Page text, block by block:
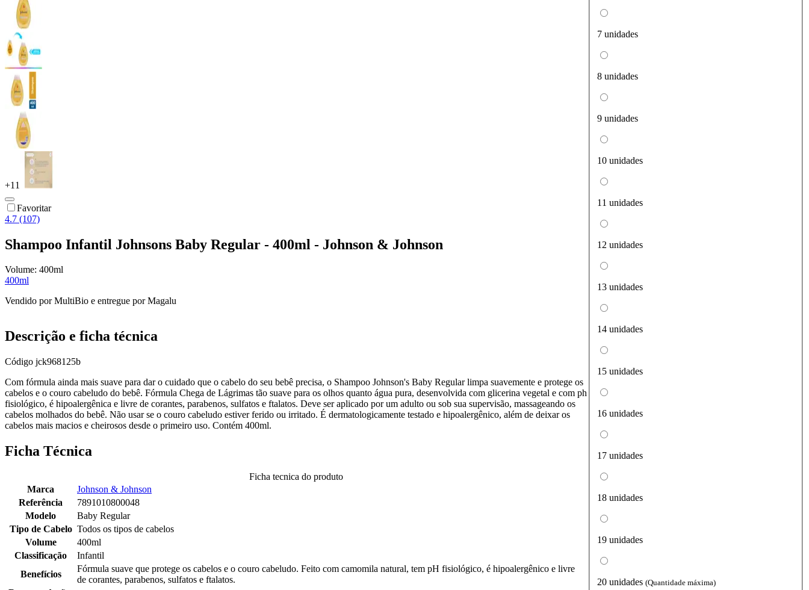
+11
Favoritar
4.7 (107)
Shampoo Infantil Johnsons Baby Regular - 400ml - Johnson & Johnson
Volume: 400ml
400ml
Vendido porMultiBio e entregue por Magalu
7 unidades
8 unidades
9 unidades
10 unidades
11 unidades
12 unidades
13 unidades
14 unidades
15 unidades
16 unidades
17 unidades
18 unidades
19 unidades
20 unidades (Quantidade máxima)
Descrição e ficha técnica
Código jck968125b
Com fórmula ainda mais suave para dar o cuidado que o cabelo do seu bebê precisa, o Shampoo Johnson's Baby Regular limpa suavemente e protege os
cabelos e o couro cabeludo do bebê. Fórmula Chega de Lágrimas tão suave para os olhos quanto água pura, desenvolvida com glicerina vegetal e com ph
fisiológico, é hipoalergênica e livre de corantes, parabenos, sulfatos e ftalatos. Deve ser aplicado por um adulto ou sob sua supervisão, massageando os
cabelos molhados do bebê. Não usar se o couro cabeludo estiver ferido ou irritado. É dermatologicamente testado e hipoalergênico, além de deixar os
cabelos mais macios e cheirosos desde o primeiro uso. Contém 400ml.
Ficha Técnica
Ficha tecnica do produto
Marca
Johnson & Johnson
Referência
7891010800048
Modelo
Baby Regular
Tipo de Cabelo Todos os tipos de cabelos
Volume
400ml
Classificação
Infantil
Benefícios
Fórmula suave que protege os cabelos e o couro cabeludo. Feito com camomila natural, tem pH fisiológico, é hipoalergênico e livre
de corantes, parabenos, sulfatos e ftalatos.